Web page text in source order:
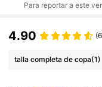
Para reportar a este
4.90
talla completa de copa(1)